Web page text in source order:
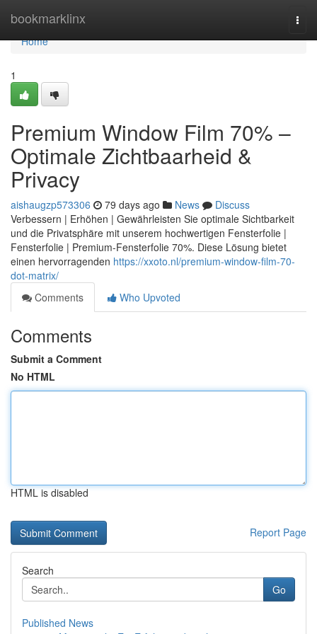
bookmarklinx
Home
Home
1
Premium Window Film 70% –
Optimale Zichtbaarheid &
Privacy
aishaugzp573306 79 days ago News
Discuss
Verbessern | Erhöhen | Gewährleisten Sie optimale Sichtbarkeit
und die Privatsphäre mit unserem hochwertigen Fensterfolie |
Fensterfolie | Premium-Fensterfolie 70%. Diese Lösung bietet
einen hervorragenden https://xxoto.nl/premium-window-film-70-
dot-matrix/
Comments
Who Upvoted
Comments
Submit a Comment
No HTML
HTML is disabled
Report Page
Search
Go
Published News